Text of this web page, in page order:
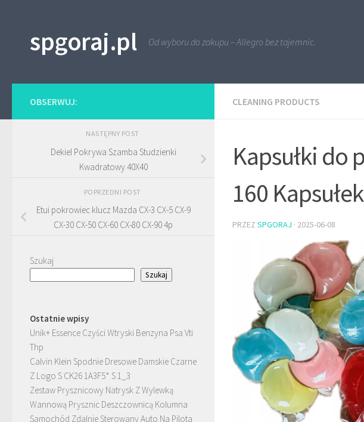
spgoraj.pl Od wyboru do zakupu – Allegro bez tajemnic.
CLEANING PRODUCTS
Kapsułki do
160 Kapsułek
PRZEZ SPGORAJ · 2025-06-08
OBSERWUJ:
NASTĘPNY POST
Dekiel Pokrywa Szamba Studzienki
Kwadratowy 40X40
POPRZEDNI POST
Etui pokrowiec klucz Mazda CX-3 CX-5 CX-9
CX-30 CX-50 CX-60 CX-80 CX-90 4p
Szukaj
Szukaj
Ostatnie wpisy
Unik+ Essence Czyści Wtryski Benzyna Psa Vti
Thp
Calvin Klein Spodnie Dresowe Damskie Czarne
Z Logo S CK26 1A3F5* S 1_3
Zestaw Prysznicowy Natrysk Z Wylewką
Wannową Prysznic Deszczownicą Kolumna
Samochód Zdalnie Sterowany Auto Na Pilota